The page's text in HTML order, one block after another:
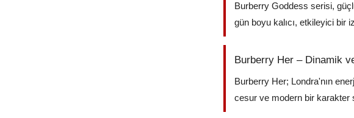
Burberry Goddess serisi,
gün boyu kalıcı, etkileyici bir iz
Burberry Her – Dinamik
Burberry Her; Londra'nın
cesur ve modern bir karakter